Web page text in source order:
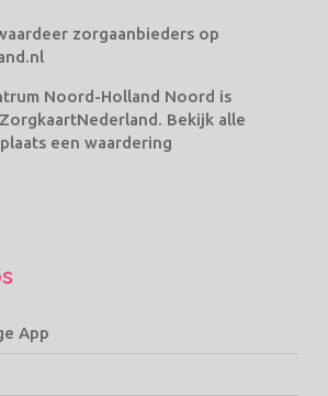
Noord-Holland Noord is
Bekijk alle
plaats een waardering
App